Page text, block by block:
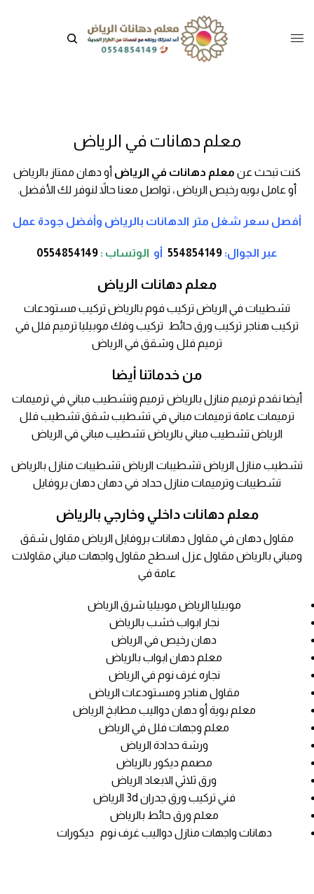
معلم دهانات في الرياض
كنت تبحث عن معلم دهانات في الرياض أو دهان ممتاز بالرياض
أو عامل بويه رخيص الرياض ، تواصل معنا حالاً لنوفر لك الأفضل.
أفصل سعر شغل متر الدهانات بالرياض وأفضل جودة عمل
عبر الجوال:554854149 أو الوتساب : 0554854149
معلم دهانات الرياض
تشطيبات في الرياض تركيب فوم بالرياض تركيب مستودعات
تركيب هناجر تركيب ورق حائط تركيب وفك موبيليا ترميم فلل في
ترميم فلل وشقق في الرياض
من خدماتنا أيضا
أيضا نقدم ترميم منازل بالرياض ترميم وتشطيب مباني في ترميمات
ترميمات عامة ترميمات مباني في تشطيب شقق تشطيب فلل
الرياض تشطيب مباني بالرياض تشطيب مباني في الرياض
تشطيب منازل الرياض تشطيبات الرياض تشطيبات منازل بالرياض
تشطيبات وترميمات منازل حداد في دهان دهان بروفايل
معلم دهانات داخلي وخارجي بالرياض
مقاول دهان في مقاول دهانات بروفايل الرياض مقاول شقق
ومباني بالرياض مقاول عزل اسطح مقاول واجهات مباني مقاولات
عامة في
موبيليا الرياض موبيليا شرق الرياض
نجار ابواب خشب بالرياض
دهان رخيص في الرياض
معلم دهان ابواب بالرياض
نجاره غرف نوم في الرياض
مقاول هناجر ومستودعات الرياض
معلم بوية أو دهان دواليب مطابخ الرياض
معلم وجهات فلل في الرياض
ورشة حدادة الرياض
مصمم ديكور بالرياض
ورق ثلاثي الابعاد الرياض
فني تركيب ورق جدران 3d الرياض
معلم ورق حائط بالرياض
دهانات واجهات منازل دواليب غرف نوم ديكورات